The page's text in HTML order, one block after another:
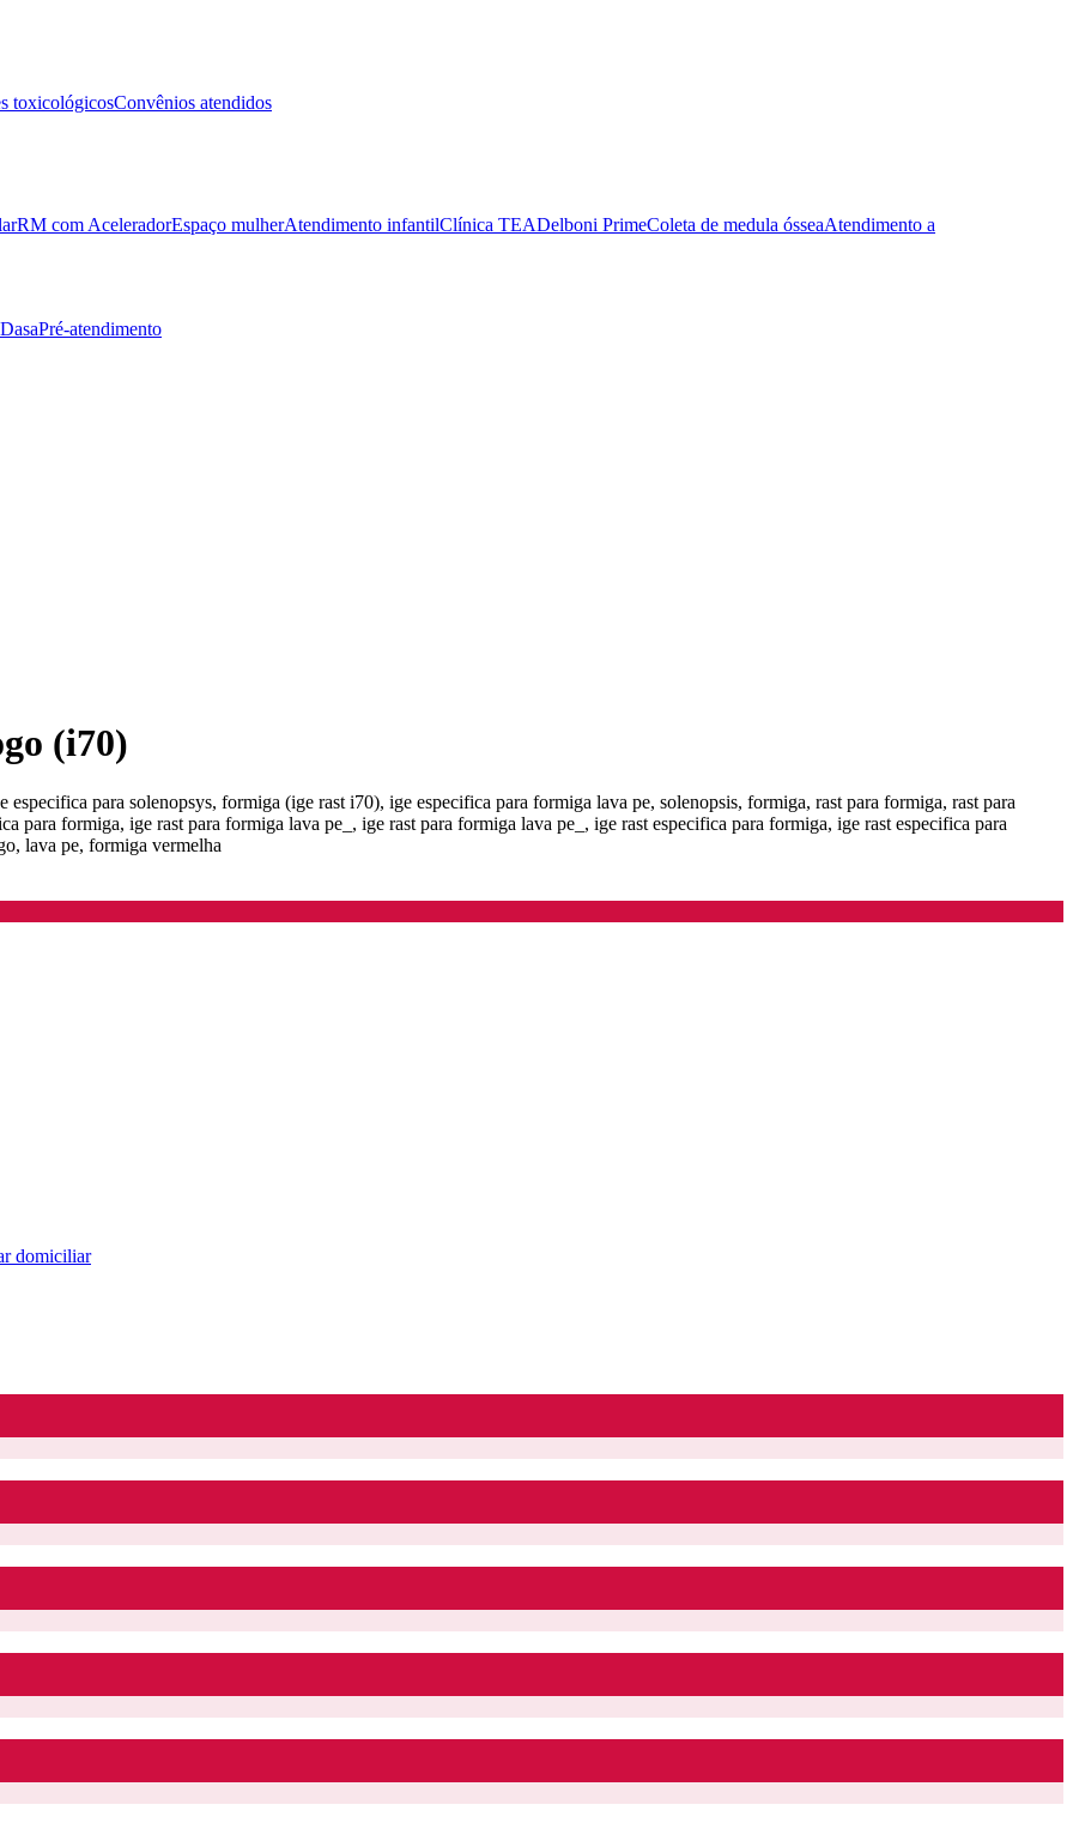
toxicológicosConvênios atendidos
RM com AceleradorEspaço mulherAtendimento infantilClínica TEADelboni PrimeColeta de medula ósseaAtendimento a
Pré-atendimento
(i70)
para solenopsys, formiga (ige rast i70), ige especifica para formiga lava pe, solenopsis, formiga, rast para formiga, rast para
para formiga, ige rast para formiga lava pe_, ige rast para formiga lava pe_, ige rast especifica para formiga, ige rast especifica para
lava pe, formiga vermelha
domiciliar